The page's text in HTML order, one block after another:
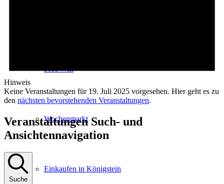
Free Wifi
Wochenmarkt
Einkaufen in Königstein
Hinweis
Keine Veranstaltungen für 19. Juli 2025 vorgesehen. Hier geht es zu
den nächsten bevorstehenden Veranstaltungen.
Veranstaltungen Such- und
Ansichtennavigation
Suche